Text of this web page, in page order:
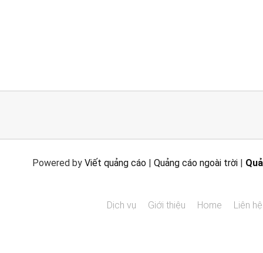
Powered by Viết quảng cáo Quảng cáo ngoài trời
Dịch vụ Giới thiệu Home Liên hệ